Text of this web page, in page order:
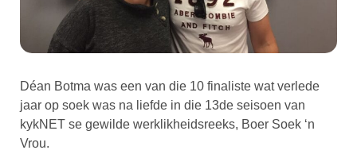
Déan Botma was een van die 10 finaliste wat verlede
jaar op soek was na liefde in die 13de seisoen van
kykNET se gewilde werklikheidsreeks, Boer Soek ‘n
Vrou.